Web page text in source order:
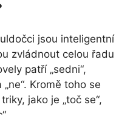
jsou inteligentní
zvládnout celou řadu
patří „sedni“,
„ne“. Kromě toho se
jako je „toč se“,